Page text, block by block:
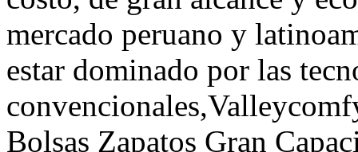
mercado peruano y
estar dominado por las
Bolsas Zapatos Gran